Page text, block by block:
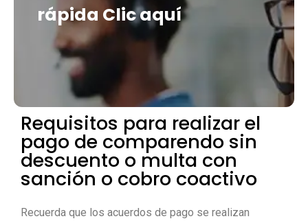
rápida Clic aquí
Requisitos para realizar el
pago de comparendo sin
descuento o multa con
sanción o cobro coactivo
Recuerda que los acuerdos de pago se realizan